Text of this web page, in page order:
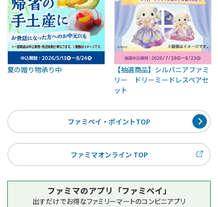
夏の贈り物承り中
【抽選商品】シルバニアファミ
リー ドリーミードレスペアセ
ット
ファミペイ・ポイントTOP
ファミマオンライン TOP
ファミマのアプリ「ファミペイ」
出すだけでお得なファミリーマートのコンビニアプリ